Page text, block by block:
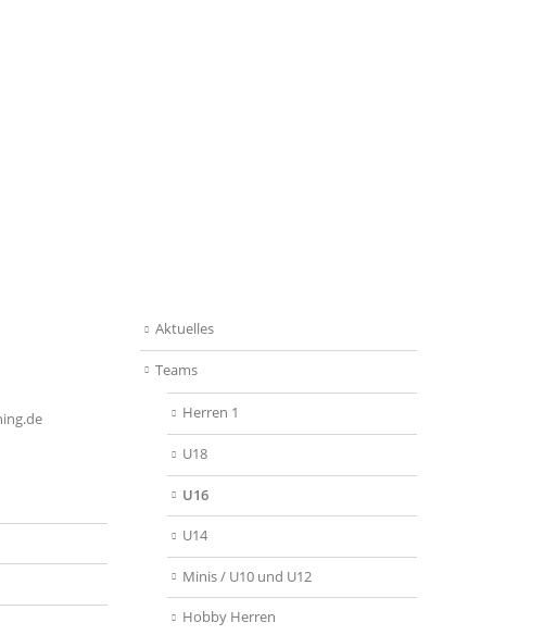
Aktuelles
Teams
Herren 1
U18
U16
U14
Minis / U10 und U12
Hobby Herren